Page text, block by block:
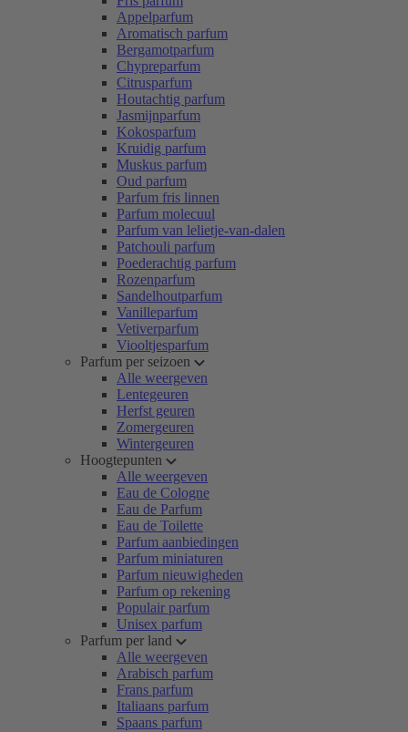
Appelparfum
Aromatisch parfum
Bergamotparfum
Chypreparfum
Citrusparfum
Houtachtig parfum
Jasmijnparfum
Kokosparfum
Kruidig parfum
Muskus parfum
Oud parfum
Parfum fris linnen
Parfum molecuul
Parfum van lelietje-van-dalen
Patchouli parfum
Poederachtig parfum
Rozenparfum
Sandelhoutparfum
Vanilleparfum
Vetiverparfum
Viooltjesparfum
Parfum per seizoen
Alle weergeven
Lentegeuren
Herfst geuren
Zomergeuren
Wintergeuren
Hoogtepunten
Alle weergeven
Eau de Cologne
Eau de Parfum
Eau de Toilette
Parfum aanbiedingen
Parfum miniaturen
Parfum nieuwigheden
Parfum op rekening
Populair parfum
Unisex parfum
Parfum per land
Alle weergeven
Arabisch parfum
Frans parfum
Italiaans parfum
Spaans parfum